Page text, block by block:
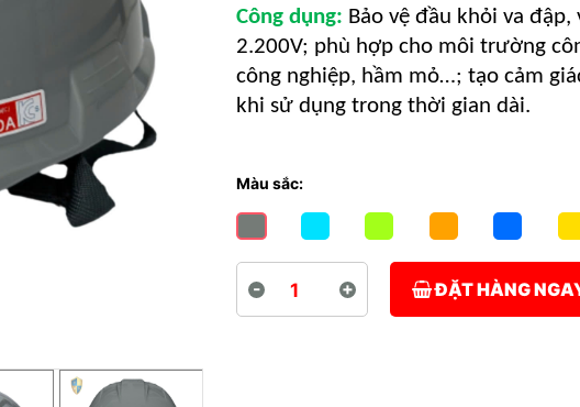
Công dụng: Bảo vệ đầu khỏi va
2.200V; phù hợp cho môi trường
công nghiệp, hầm mỏ…; tạo cảm
khi sử dụng trong thời gian dài.
Màu sắc:
- + ĐẶT HÀNG